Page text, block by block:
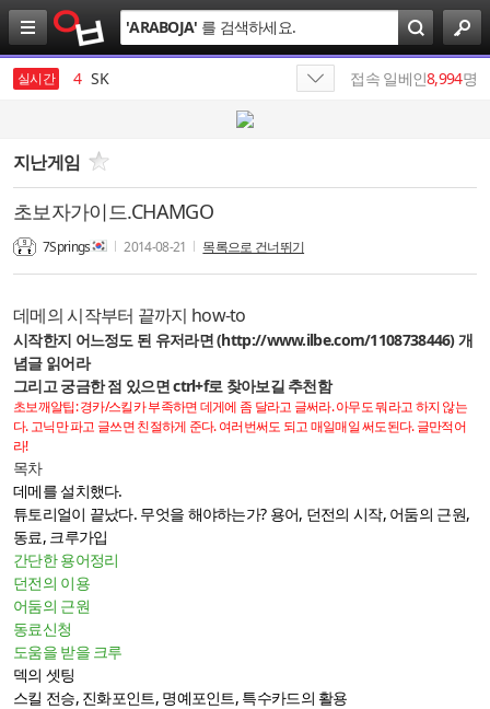
검
색
'ARABOJA' 를 검색하세요.
실시간
4 SK
5 삼성전자
7 엔비디아
에스케이
9 올리브영
10 SKI
1 19
접속 일베인8,994명
지난게임
초보자가이드.CHAMGO
7Springs 2014-08-21 목록으로 건너뛰기
데메의 시작부터 끝까지 how-to
시작한지 어느정도 된 유저라면 (http://www.ilbe.com/1108738446)개
념글 읽어라
그리고 궁금한 점 있으면 ctrl+f로 찾아보길 추천함
초보깨알팁: 경카/스킬카 부족하면 데게에 좀 달라고 글써라. 아무도 뭐라고 하지 않는
다. 고닉만 파고 글쓰면 친절하게 준다. 여러번써도 되고 매일매일 써도된다. 글만적어
라!
목차
데메를 설치했다.
튜토리얼이 끝났다. 무엇을 해야하는가? 용어, 던전의 시작, 어둠의 근원,
동료, 크루가입
간단한 용어정리
던전의 이용
어둠의 근원
동료신청
도움을 받을 크루
덱의 셋팅
스킬 전승, 진화포인트, 명예포인트, 특수카드의 활용